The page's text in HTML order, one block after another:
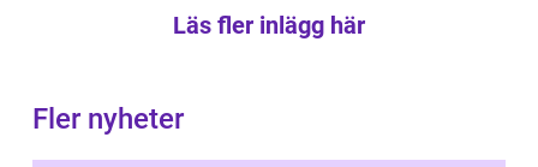
Läs fler inlägg här
Fler nyheter